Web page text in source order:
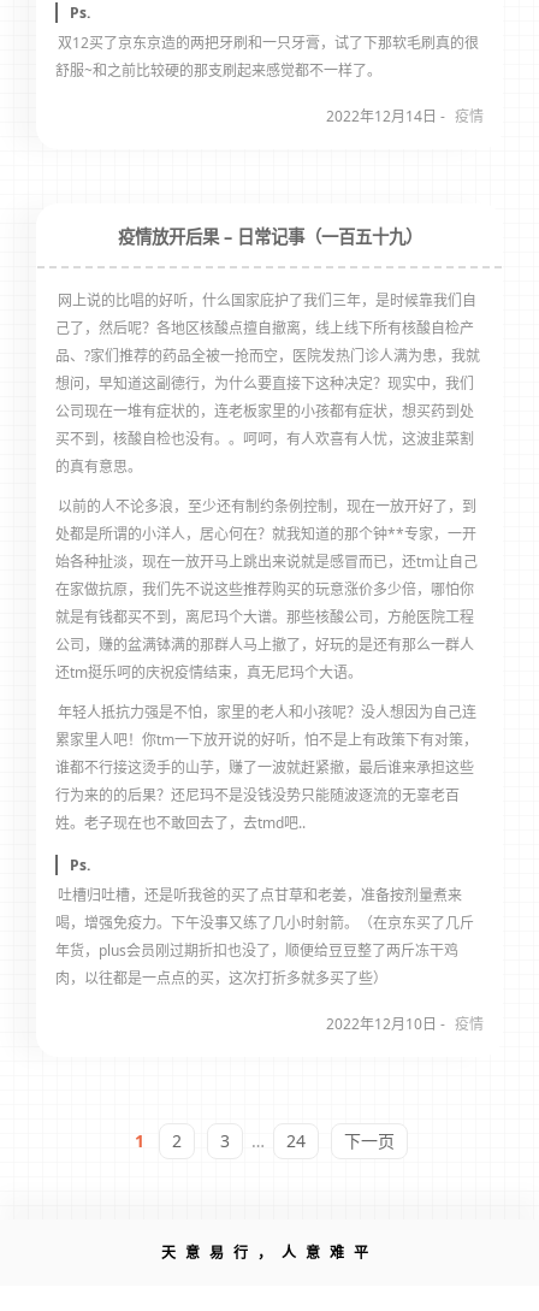
Ps.
双12买了京东京造的两把牙刷和一只牙膏，试了下那软毛刷真的很
舒服~和之前比较硬的那支刷起来感觉都不一样了。
2022年12月14日 - 疫情
疫情放开后果 – 日常记事（一百五十九）
网上说的比唱的好听，什么国家庇护了我们三年，是时候靠我们自
己了，然后呢？各地区核酸点擅自撤离，线上线下所有核酸自检产
品、?家们推荐的药品全被一抢而空，医院发热门诊人满为患，我就
想问，早知道这副德行，为什么要直接下这种决定？现实中，我们
公司现在一堆有症状的，连老板家里的小孩都有症状，想买药到处
买不到，核酸自检也没有。。呵呵，有人欢喜有人忧，这波韭菜割
的真有意思。
以前的人不论多浪，至少还有制约条例控制，现在一放开好了，到
处都是所谓的小洋人，居心何在？就我知道的那个钟**专家，一开
始各种扯淡，现在一放开马上跳出来说就是感冒而已，还tm让自己
在家做抗原，我们先不说这些推荐购买的玩意涨价多少倍，哪怕你
就是有钱都买不到，离尼玛个大谱。那些核酸公司，方舱医院工程
公司，赚的盆满钵满的那群人马上撤了，好玩的是还有那么一群人
还tm挺乐呵的庆祝疫情结束，真无尼玛个大语。
年轻人抵抗力强是不怕，家里的老人和小孩呢？没人想因为自己连
累家里人吧！你tm一下放开说的好听，怕不是上有政策下有对策，
谁都不行接这烫手的山芋，赚了一波就赶紧撤，最后谁来承担这些
行为来的的后果？还尼玛不是没钱没势只能随波逐流的无辜老百
姓。老子现在也不敢回去了，去tmd吧..
Ps.
吐槽归吐槽，还是听我爸的买了点甘草和老姜，准备按剂量煮来
喝，增强免疫力。下午没事又练了几小时射箭。（在京东买了几斤
年货，plus会员刚过期折扣也没了，顺便给豆豆整了两斤冻干鸡
肉，以往都是一点点的买，这次打折多就多买了些）
2022年12月10日 - 疫情
1 2 3 … 24 下一页
天意易行，人意难平